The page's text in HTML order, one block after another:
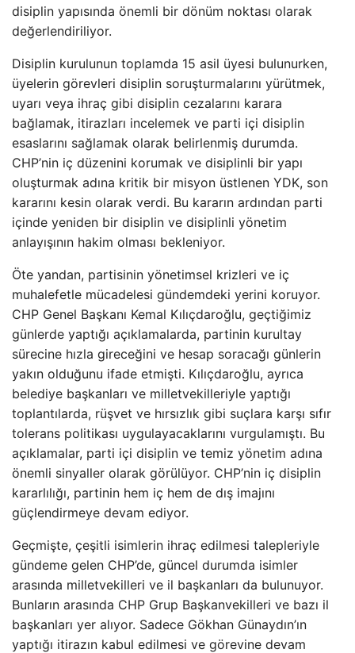
disiplin yapısında önemli bir dönüm noktası olarak
değerlendiriliyor.
Disiplin kurulunun toplamda 15 asil üyesi bulunurken,
üyelerin görevleri disiplin soruşturmalarını yürütmek,
uyarı veya ihraç gibi disiplin cezalarını karara
bağlamak, itirazları incelemek ve parti içi disiplin
esaslarını sağlamak olarak belirlenmiş durumda.
CHP’nin iç düzenini korumak ve disiplinli bir yapı
oluşturmak adına kritik bir misyon üstlenen YDK, son
kararını kesin olarak verdi. Bu kararın ardından parti
içinde yeniden bir disiplin ve disiplinli yönetim
anlayışının hakim olması bekleniyor.
Öte yandan, partisinin yönetimsel krizleri ve iç
muhalefetle mücadelesi gündemdeki yerini koruyor.
CHP Genel Başkanı Kemal Kılıçdaroğlu, geçtiğimiz
günlerde yaptığı açıklamalarda, partinin kurultay
sürecine hızla gireceğini ve hesap soracağı günlerin
yakın olduğunu ifade etmişti. Kılıçdaroğlu, ayrıca
belediye başkanları ve milletvekilleriyle yaptığı
toplantılarda, rüşvet ve hırsızlık gibi suçlara karşı sıfır
tolerans politikası uygulayacaklarını vurgulamıştı. Bu
açıklamalar, parti içi disiplin ve temiz yönetim adına
önemli sinyaller olarak görülüyor. CHP’nin iç disiplin
kararlılığı, partinin hem iç hem de dış imajını
güçlendirmeye devam ediyor.
Geçmişte, çeşitli isimlerin ihraç edilmesi talepleriyle
gündeme gelen CHP’de, güncel durumda isimler
arasında milletvekilleri ve il başkanları da bulunuyor.
Bunların arasında CHP Grup Başkanvekilleri ve bazı il
başkanları yer alıyor. Sadece Gökhan Günaydın’ın
yaptığı itirazın kabul edilmesi ve görevine devam